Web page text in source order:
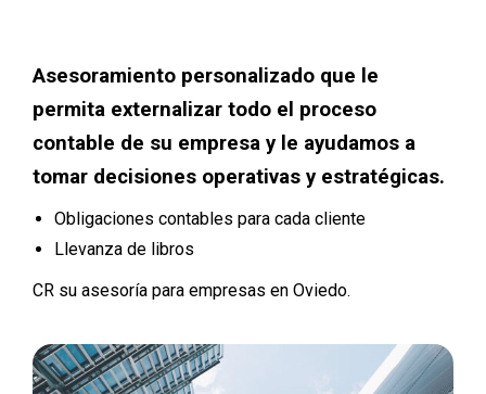
Asesoramiento personalizado que le
permita externalizar todo el proceso
contable de su empresa y le ayudamos a
tomar decisiones operativas y estratégicas.
Obligaciones contables para cada cliente
Llevanza de libros
CR su asesoría para empresas en Oviedo.